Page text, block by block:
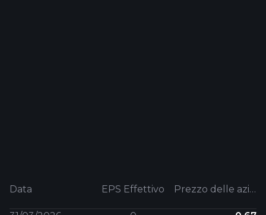
Data EPS Effettivo Prezzo delle azioni